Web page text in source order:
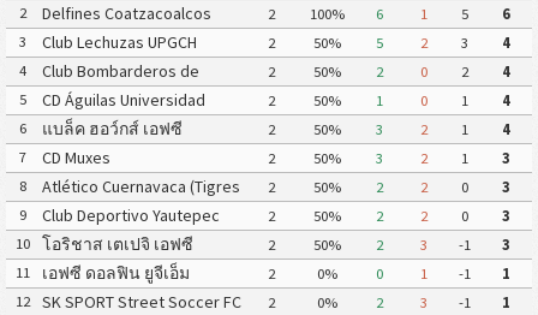
2
Delfines Coatzacoalcos 2 100% 6 1 5
6
3
Club Lechuzas UPGCH 2 50% 5 2 3
4
4
Club Bombarderos de
Tecámac
2 50% 2 0 2
4
5
CD Águilas Universidad
Autónoma de Guerrero
2 50% 1 0 1
4
6
แบล็ค ฮอว์กส์ เอฟซี 2 50% 3 2 1
4
7
CD Muxes 2 50% 3 2 1
3
8
Atlético Cuernavaca (Tigres
Yautepec)
2 50% 2 2 0
3
9
Club Deportivo Yautepec 2 50% 2 2 0
3
10
โอริชาส เตเปจิ เอฟซี 2 50% 2 3 -1
3
11
เอฟซี ดอลฟิน ยูจีเอ็ม 2 0% 0 1 -1
1
12
SK SPORT Street Soccer FC 2 0% 2 3 -1
1